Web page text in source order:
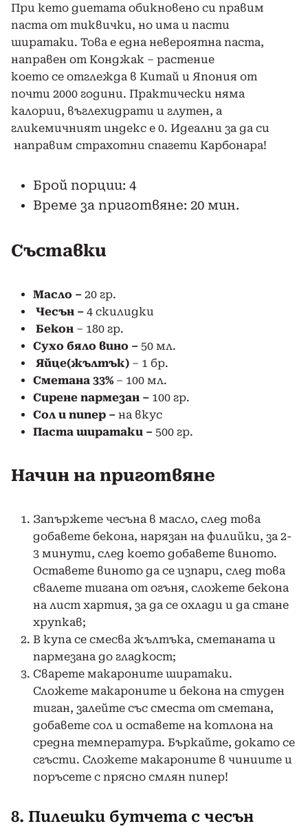
При кето диетата обикновено си правим
паста от тиквички, но има и пасти
ширатаки. Това е една невероятна паста,
направен от Конджак – растение
което се отглежда в Китай и Япония от
почти 2000 години. Практически няма
калории, въглехидрати и глутен, а
гликемичният индекс е 0. Идеални за да си
направим страхотни спагети Карбонара!
Брой порции: 4
Време за приготвяне: 20 мин.
Съставки
Масло – 20 гр.
Чесън – 4 скилидки
Бекон – 180 гр.
Сухо бяло вино – 50 мл.
Яйце(жълтък) – 1 бр.
Сметана 33% – 100 мл.
Сирене пармезан – 100 гр.
Сол и пипер – на вкус
Паста ширатаки – 500 гр.
Начин на приготвяне
Запържете чесъна в масло, след това
добавете бекона, нарязан на филийки, за 2-
3 минути, след което добавете виното.
Оставете виното да се изпари, след това
свалете тигана от огъня, сложете бекона
на лист хартия, за да се охлади и да стане
хрупкав;
В купа се смесва жълтъка, сметаната и
пармезана до гладкост;
Сварете макароните ширатаки.
Сложете макароните и бекона на студен
тиган, залейте със сместа от сметана,
добавете сол и оставете на котлона на
средна температура. Бъркайте, докато се
сгъсти. Сложете макароните в чиниите и
поръсете с прясно смлян пипер!
8. Пилешки бутчета с чесън